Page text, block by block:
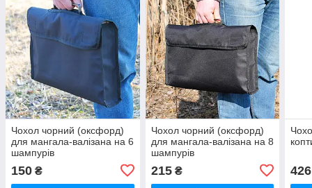
Чохол чорний (оксфорд)
для мангала-валізана на 6
шампурів
150 ₴
Чохол чорний (оксфорд)
для мангала-валізана на 8
шампурів
215₴ 426